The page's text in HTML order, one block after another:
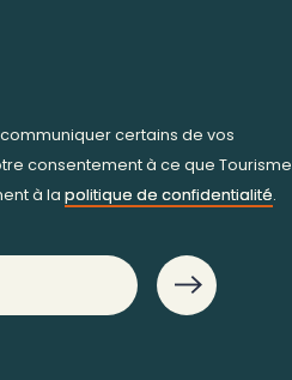
certains de vos
consentement à ce que Tourisme
à la politique de confidentialité.